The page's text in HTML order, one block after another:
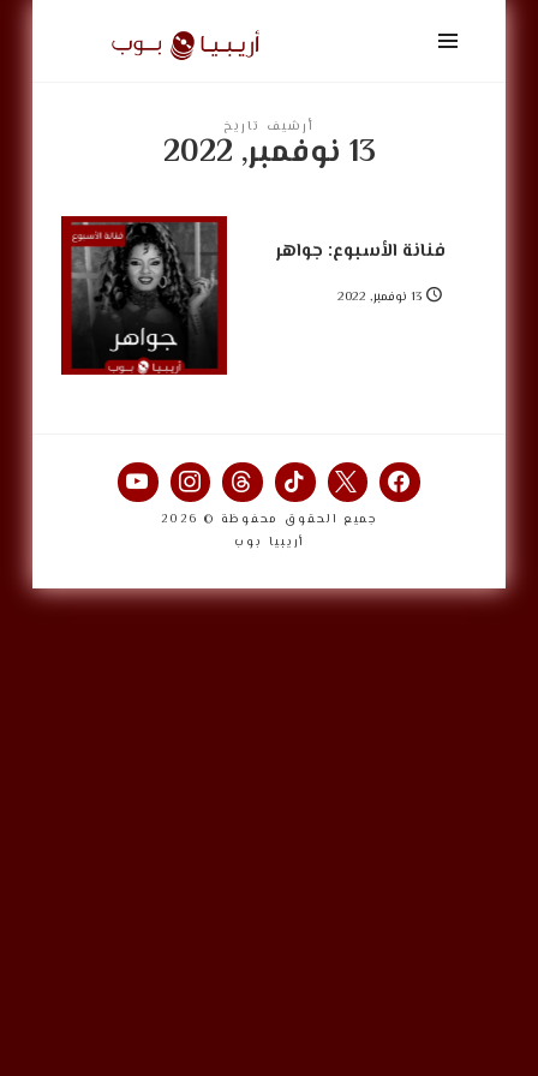
أريبيا
بوب
ArabiaPopأرشيف تاريخ
13 نوفمبر, 2022
فنانة الأسبوع: جواهر
13 نوفمبر, 2022
جميع الحقوق محفوظة © 2026
أريبيا بوب